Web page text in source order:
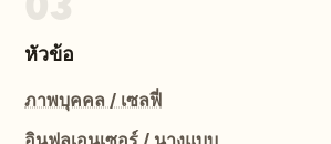
หัวข้อ
ภาพบุคคล / เซลฟี่
อินฟลูเอนเซอร์ / นางแบบ